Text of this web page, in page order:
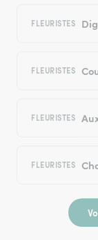
FLEURISTES
FLEURISTES
FLEURISTES
FLEURISTES